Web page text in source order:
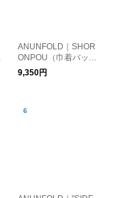
ANUNFOLD｜SHOR
ONPOU（巾着バッ
グ）
9,350円